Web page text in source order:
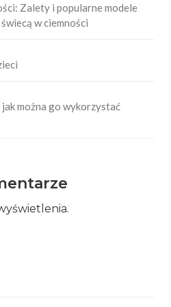
Zalety i popularne modele
w ciemności
można go wykorzystać